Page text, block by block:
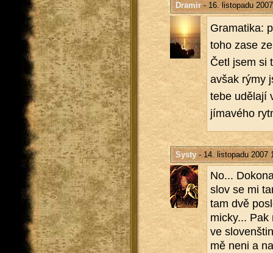
Dramir- 16. listopadu
Gra­ma­ti­ka:
toho zase
Četl jsem si
avšak rýmy
tebe udě­la­jí
jí­ma­vé­ho
Systy- 14. listopadu 2007
No...
slov se mi
tam dvě
mic­ky...
ve
mě neni a